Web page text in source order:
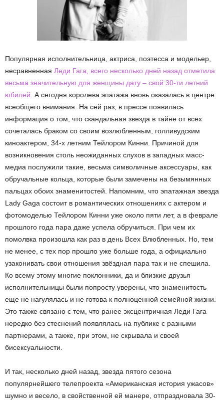
Популярная исполнительница, актриса, поэтесса и модельер,
несравненная Леди Гага, всего несколько дней назад отметила
весьма значительную для женщины дату – свой 30-ти летний
юбилей . А сегодня королева эпатажа вновь оказалась в центре
всеобщего внимания. На сей раз, в прессе появилась
информация о том, что скандальная звезда в тайне от всех
сочеталась браком со своим возлюбленным, голливудским
киноактером, 34-х летним Тейлором Кинни. Причиной для
возникновения столь неожиданных слухов в западных масс-
медиа послужили такие, весьма символичные аксессуары, как
обручальные кольца, которые были замечены на безымянных
пальцах обоих знаменитостей. Напомним, что эпатажная звезда
Lady Gaga состоит в романтических отношениях с актером и
фотомоделью Тейлором Кинни уже около пяти лет, а в феврале
прошлого года пара даже успела обручиться. При чем их
помолвка произошла как раз в день Всех Влюбленных. Но, тем
не менее, с тех пор прошло уже больше года, а официально
узаконивать свои отношения звёздная пара так и не спешила.
Ко всему этому многие поклонники, да и близкие друзья
исполнительницы были попросту уверены, что знаменитость
еще не нагулялась и не готова к полноценной семейной жизни.
Это также связано с тем, что ранее эксцентричная Леди Гага
нередко без стеснений появлялась на публике с разными
партнерами, а также, при этом, не скрывала и своей
бисексуальности.
И так, несколько дней назад, звезда пятого сезона
популярнейшего телепроекта «Американская история ужасов»
шумно и весело, в свойственной ей манере, отпраздновала 30-